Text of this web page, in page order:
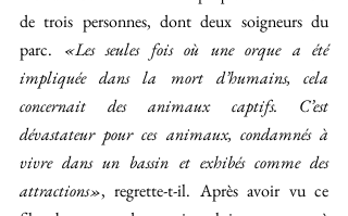
de trois personnes, dont deux soigneurs du
parc. «Les seules fois où une orque a été
impliquée dans la mort d’humains, cela
concernait des animaux captifs. C’est
dévastateur pour ces animaux, condamnés à
vivre dans un bassin et exhibés comme des
attractions», regrette-t-il. Après avoir vu ce